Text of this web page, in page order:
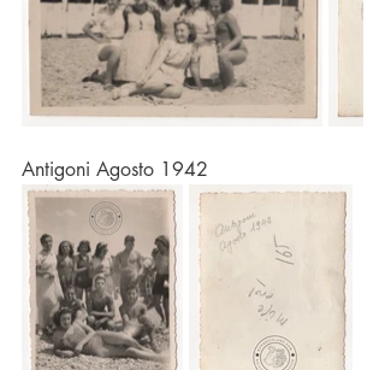
Antigoni Agosto 1942